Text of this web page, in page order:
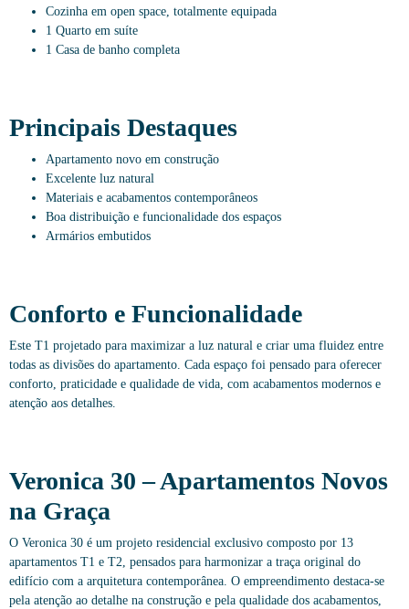
Cozinha em open space, totalmente equipada
1 Quarto em suíte
1 Casa de banho completa
Principais Destaques
Apartamento novo em construção
Excelente luz natural
Materiais e acabamentos contemporâneos
Boa distribuição e funcionalidade dos espaços
Armários embutidos
Conforto e Funcionalidade
Este T1 projetado para maximizar a luz natural e criar uma fluidez entre
todas as divisões do apartamento. Cada espaço foi pensado para oferecer
conforto, praticidade e qualidade de vida, com acabamentos modernos e
atenção aos detalhes.
Veronica 30 – Apartamentos Novos
na Graça
O Veronica 30 é um projeto residencial exclusivo composto por 13
apartamentos T1 e T2, pensados para harmonizar a traça original do
edifício com a arquitetura contemporânea. O empreendimento destaca-se
pela atenção ao detalhe na construção e pela qualidade dos acabamentos,